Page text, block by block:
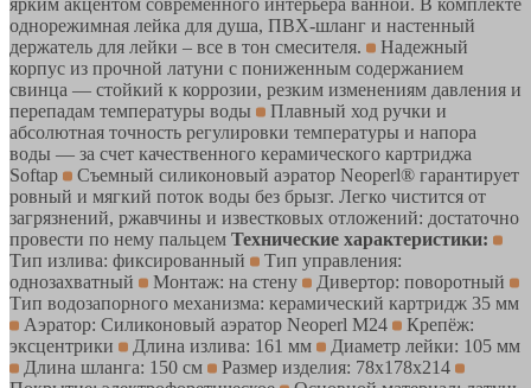
однорежимная лейка для душа, ПВХ-шланг и настенный
держатель для лейки – все в тон смесителя.
Надежный
корпус из прочной латуни с пониженным содержанием
свинца — стойкий к коррозии, резким изменениям давления и
перепадам температуры воды
Плавный ход ручки и
абсолютная точность регулировки температуры и напора
воды — за счет качественного керамического картриджа
Softap
Съемный силиконовый аэратор Neoperl® гарантирует
ровный и мягкий поток воды без брызг. Легко чистится от
загрязнений, ржавчины и известковых отложений: достаточно
провести по нему пальцем Технические характеристики:
Тип излива: фиксированный
Тип управления:
однозахватный
Монтаж: на стену
Дивертор: поворотный
Тип водозапорного механизма: керамический картридж 35 мм
Аэратор: Силиконовый аэратор Neoperl М24
Крепёж:
эксцентрики
Длина излива: 161 мм
Диаметр лейки: 105 мм
Длина шланга: 150 см
Размер изделия: 78х178х214